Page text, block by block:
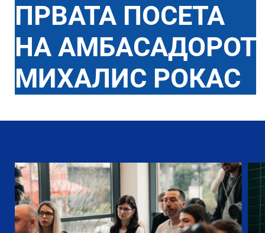
ПРВАТА ПОСЕТА
НА АМБАСАДОРОТ
МИХАЛИС РОКАС